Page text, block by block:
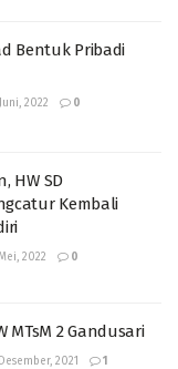
Bentuk Pribadi
2022 0
HW SD
Kembali
2022 0
MTsM 2 Gandusari
2021 1